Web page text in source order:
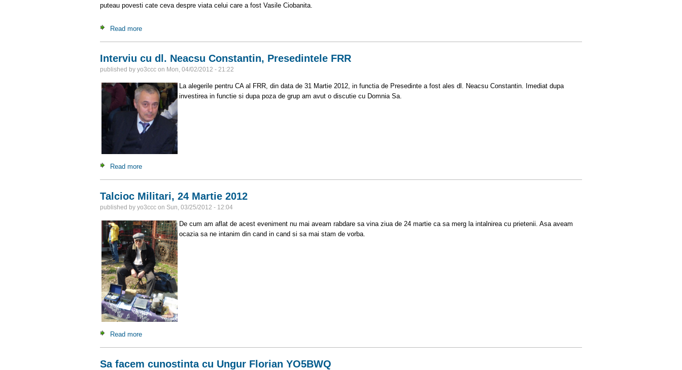
puteau povesti cate ceva despre viata celui care a fost Vasile Ciobanita.
Read more
Interviu cu dl. Neacsu Constantin, Presedintele FRR
published by yo3ccc on Mon, 04/02/2012 - 21:22
La alegerile pentru CA al FRR, din data de 31 Martie 2012, in functia de Presedinte a fost ales dl. Neacsu Constantin. Imediat dupa
investirea in functie si dupa poza de grup am avut o discutie cu Domnia Sa.
Read more
Talcioc Militari, 24 Martie 2012
published by yo3ccc on Sun, 03/25/2012 - 12:04
De cum am aflat de acest eveniment nu mai aveam rabdare sa vina ziua de 24 martie ca sa merg la intalnirea cu prietenii. Asa aveam
ocazia sa ne intanim din cand in cand si sa mai stam de vorba.
Read more
Sa facem cunostinta cu Ungur Florian YO5BWQ